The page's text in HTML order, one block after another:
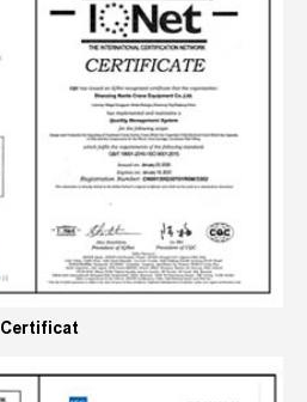
Certificat